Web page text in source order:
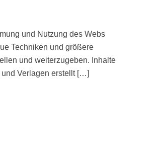
und Nutzung des Webs
Techniken und größere
und weiterzugeben. Inhalte
Verlagen erstellt […]